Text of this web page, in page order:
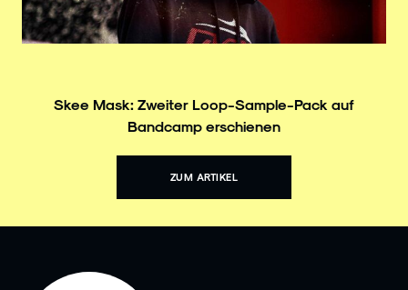
Skee Mask: Zweiter Loop-Sample-Pack auf
Bandcamp erschienen
ZUM ARTIKEL